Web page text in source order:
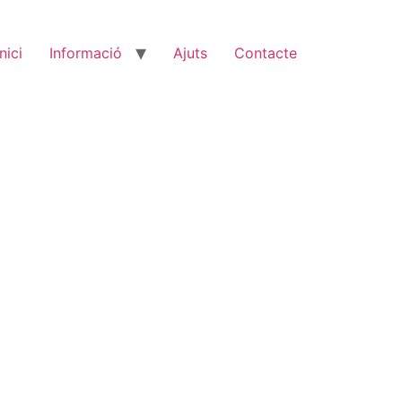
Informació Ajuts Contacte